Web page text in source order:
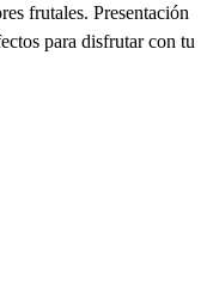
frutales. Presentación
para disfrutar con tu